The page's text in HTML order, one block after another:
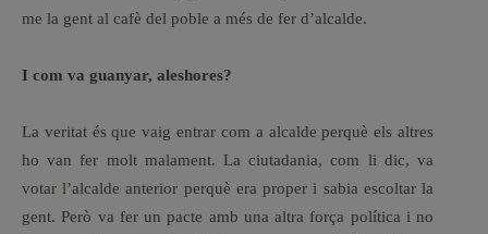
me la gent al cafè del poble a més de fer d’alcalde.
I com va guanyar, aleshores?
La veritat és que vaig entrar com a alcalde perquè els altres
ho van fer molt malament. La ciutadania, com li dic, va
votar l’alcalde anterior perquè era proper i sabia escoltar la
gent. Però va fer un pacte amb una altra força política i no